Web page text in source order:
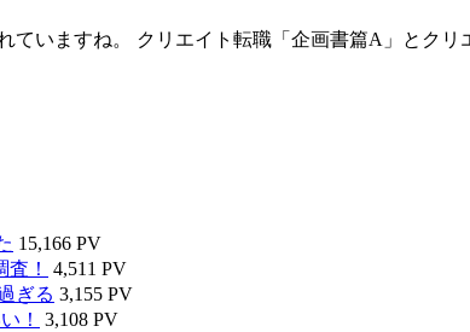
ていますね。 クリエイト転職「企画書篇A」とク
15,166 PV
！
4,511 PV
ぎる 3,155 PV
！
3,108 PV